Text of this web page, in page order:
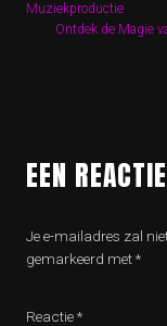
Muziekproductie
Ontdek de Magie
EEN
Je e-mailadres zal
gemarkeerd met*
Reactie*